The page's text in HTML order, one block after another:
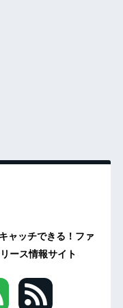
ャッチできる！ファ
ース情報サイト